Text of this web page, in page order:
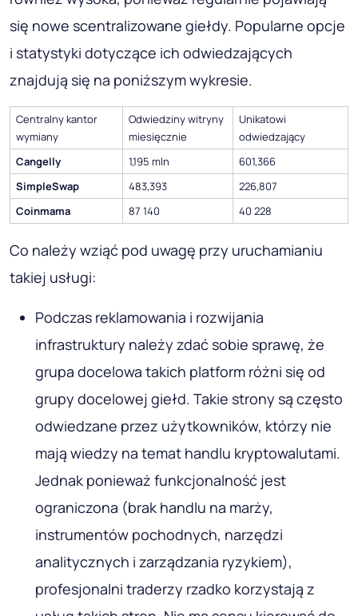
się nowe scentralizowane giełdy. Popularne opcje
i statystyki dotyczące ich odwiedzających
znajdują się na poniższym wykresie.
Centralny kantor
wymiany
Odwiedziny witryny
miesięcznie
Unikatowi
odwiedzający
Cangelly
1,195 mln
601,366
SimpleSwap
483,393
226,807
Coinmama
87 140 40 228
Co należy wziąć pod uwagę przy uruchamianiu
takiej usługi:
Podczas reklamowania i rozwijania
infrastruktury należy zdać sobie sprawę, że
grupa docelowa takich platform różni się od
grupy docelowej giełd. Takie strony są często
odwiedzane przez użytkowników, którzy nie
mają wiedzy na temat handlu kryptowalutami.
Jednak ponieważ funkcjonalność jest
ograniczona (brak handlu na marży,
instrumentów pochodnych, narzędzi
analitycznych i zarządzania ryzykiem),
profesjonalni traderzy rzadko korzystają z